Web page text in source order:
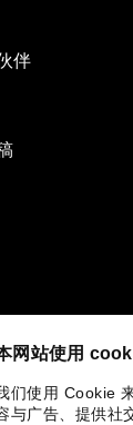
网站使用
们使用 Cookie
与广告、提供社
伴